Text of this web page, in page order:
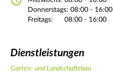
Donnerstags: 08:00 - 16:00
Freitags:
08:00 - 16:00
Dienstleistungen
Garten- und Landschaftsbau